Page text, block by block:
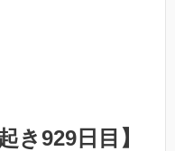
き929日目】